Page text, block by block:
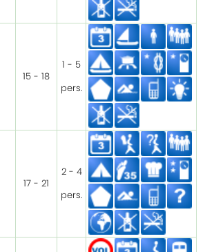
15 - 18
1 - 5
pers.
17 - 21
2 - 4
pers.